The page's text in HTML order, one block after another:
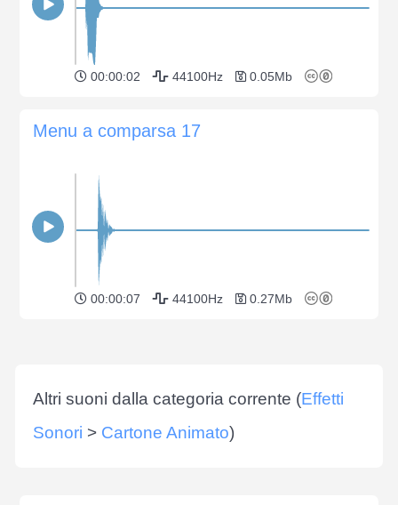
00:00:02 44100Hz 0.05Mb
Menu a comparsa 17
00:00:07 44100Hz 0.27Mb
Altri suoni dalla categoria corrente (Effetti
Sonori > Cartone Animato)